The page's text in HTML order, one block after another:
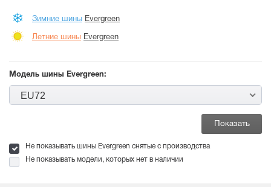
Зимние шины Evergreen
Летние шины Evergreen
Модель шины Evergreen:
EU72
Не показывать шины Evergreen снятые с производства
Не показывать модели, которых нет в наличии